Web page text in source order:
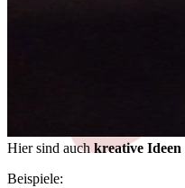
Hier sind auch kreative Ideen
Beispiele: